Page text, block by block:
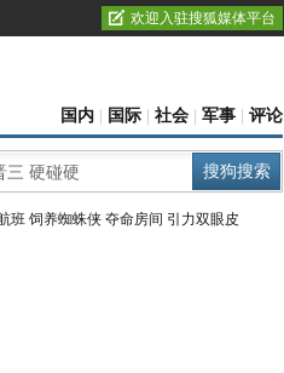
欢迎入驻搜狐媒体平台
国内 国际 社会 军事 评论
班 饲养蜘蛛侠 夺命房间 引力双眼皮